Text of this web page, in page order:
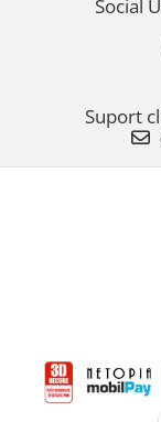
Social
Suport